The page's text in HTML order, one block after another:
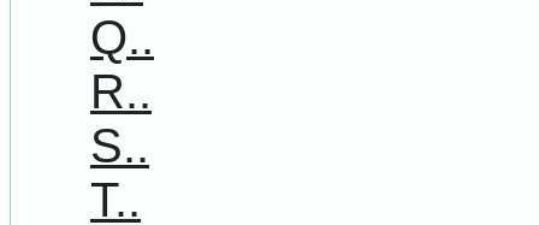
Q..
R..
S..
T..